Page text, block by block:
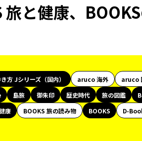
と健康、
方 Jシリーズ（国内） aruco 海外 aruco
島旅 御朱印 歴史時代 旅の図鑑
康 BOOKS 旅の読み物 BOOKS
D-